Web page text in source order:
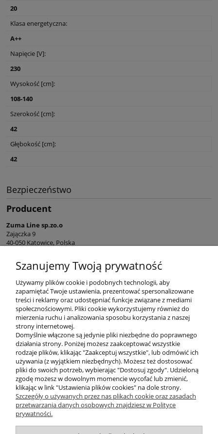
20
Klasa energetyczna:
A++
Napięcie [V]:
230
Wysokość [cm]:
108-140
Szerokość [cm]:
42
Głębokość [cm]:
42
Bezpieczeństwo
Producent
Zuma Line sp.zo.o
Zajączka 9
40-050 Katowice, Polska
+48 32 730 66 10
KONTAKT
DODATKOWE
MOJE KONTO
Szanujemy Twoją prywatność
Używamy plików cookie i podobnych technologii, aby
zapamiętać Twoje ustawienia, prezentować spersonalizowane
treści i reklamy oraz udostępniać funkcje związane z mediami
społecznościowymi. Pliki cookie wykorzystujemy również do
mierzenia ruchu i analizowania sposobu korzystania z naszej
strony internetowej.
Domyślnie włączone są jedynie pliki niezbędne do poprawnego
działania strony. Poniżej możesz zaakceptować wszystkie
rodzaje plików, klikając "Zaakceptuj wszystkie", lub odmówić ich
używania (z wyjątkiem niezbędnych). Możesz też dostosować
pliki do swoich potrzeb, wybierając "Dostosuj zgody". Udzieloną
zgodę możesz w dowolnym momencie wycofać lub zmienić,
klikając w link "Ustawienia plików cookies" na dole strony.
Szczegóły o używanych przez nas plikach cookie oraz zasadach
przetwarzania danych osobowych znajdziesz w Polityce
prywatności.